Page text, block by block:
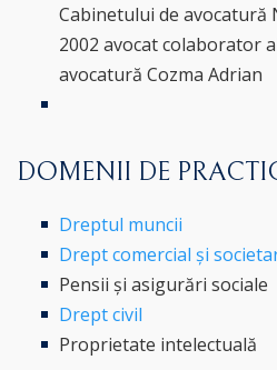
Cabinetului de avocatură
2002 avocat colaborator
avocatură Cozma Adrian
DOMENII DE
Dreptul muncii
Drept comercial și
Pensii și asigurări sociale
Drept civil
Proprietate intelectuală